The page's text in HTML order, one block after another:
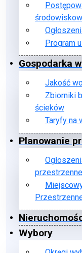
Program
Gospodarka
Jakość
Zbiorniki
ścieków
Taryfy na
Planowanie
przestrzenne
Wybory